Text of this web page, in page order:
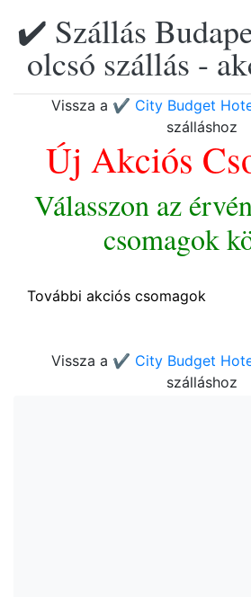
✔️ Szállás
olcsó szállás -
Vissza a ✔️ City Budget
szálláshoz
Új Akciós
Válasszon az
csomagok
További akciós csomagok
Vissza a ✔️ City Budget
szálláshoz